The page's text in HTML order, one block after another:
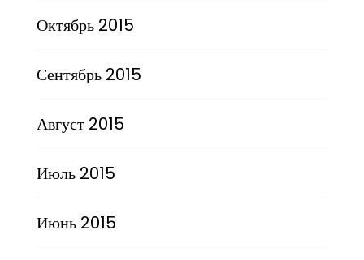
Октябрь 2015
Сентябрь 2015
Август 2015
Июль 2015
Июнь 2015